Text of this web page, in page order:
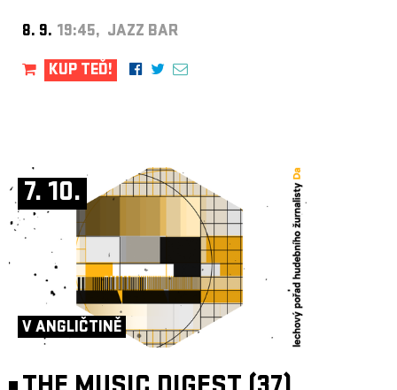
8. 9. 19:45, JAZZ BAR
KUP TEĎ!
7. 10.
V ANGLIČTINĚ